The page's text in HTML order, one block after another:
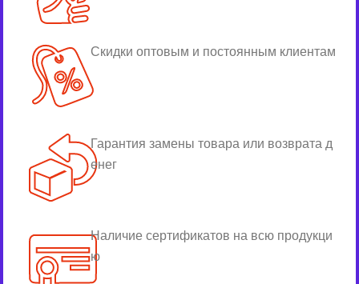
Скидки оптовым и постоянным клиентам
Гарантия замены товара или возврата д
енег
Наличие сертификатов на всю продукци
ю